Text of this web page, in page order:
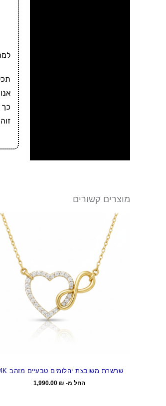
כך
מוצרים קשורים
שרשרת משובצת יהלומים טבעיים מזהב 14K
החל מ- 1,990.00 ₪